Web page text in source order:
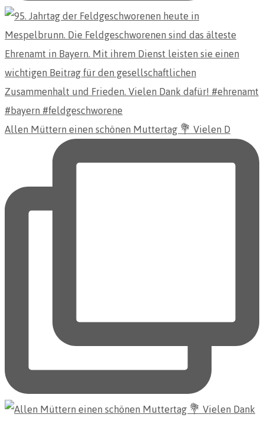
Allen Müttern einen schönen Muttertag 💐 Vielen D